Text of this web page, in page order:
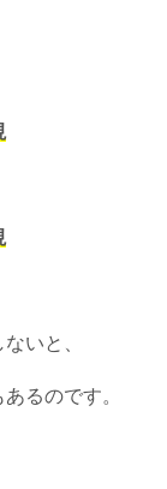
いと、
るのです。